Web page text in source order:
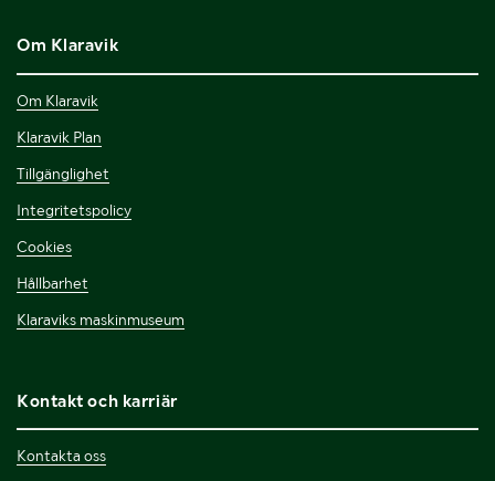
Om Klaravik
Om Klaravik
Klaravik Plan
Tillgänglighet
Integritetspolicy
Cookies
Hållbarhet
Klaraviks maskinmuseum
Kontakt och karriär
Kontakta oss